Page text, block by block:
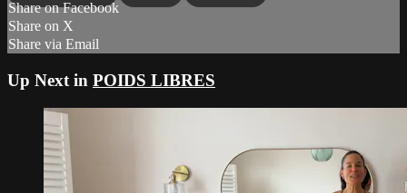
Share on Facebook
Share on X
Share via Email
Up Next in POIDS LIBRES